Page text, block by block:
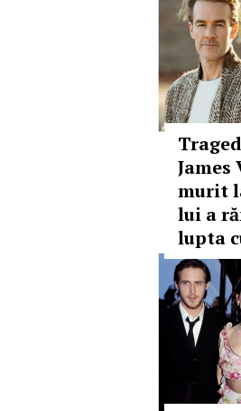
James
murit
lui a
lupta